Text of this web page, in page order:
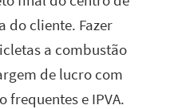
do cliente. Fazer
a combustão
de lucro com
frequentes e IPVA.